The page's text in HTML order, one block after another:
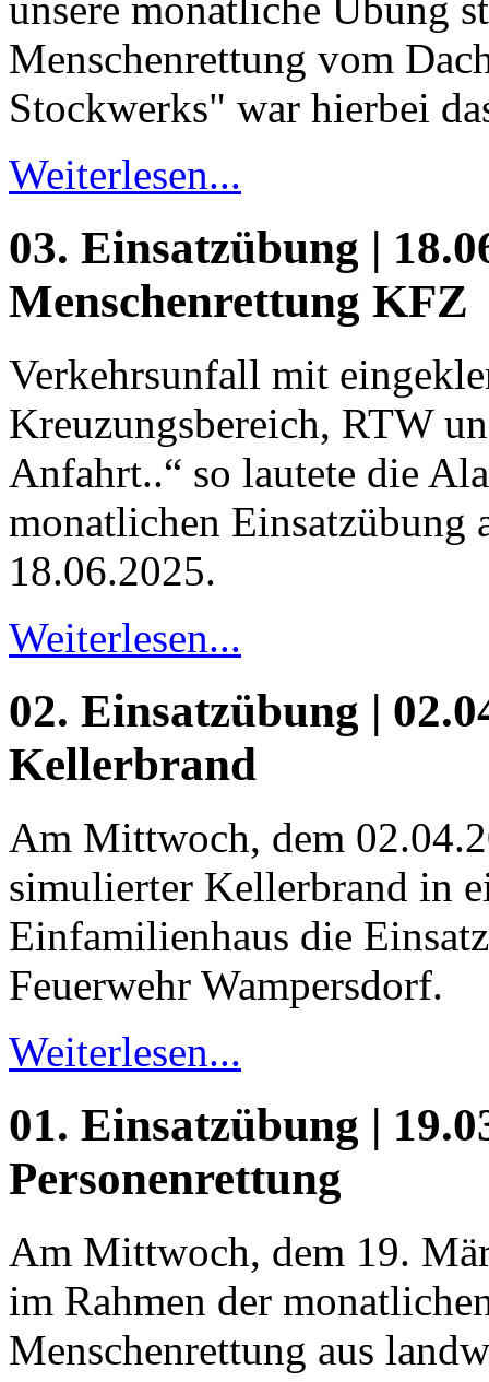
Menschenrettung vom
Stockwerks" war hierbei
Weiterlesen...
03. Einsatzübung |
Menschenrettung KFZ
Verkehrsunfall mit
Kreuzungsbereich, RTW
Anfahrt..“ so lautete die
monatlichen Einsatzübung
18.06.2025.
Weiterlesen...
02. Einsatzübung |
Kellerbrand
Am Mittwoch, dem
simulierter Kellerbrand in
Einfamilienhaus die
Feuerwehr Wampersdorf.
Weiterlesen...
01. Einsatzübung |
Personenrettung
Am Mittwoch, dem 19.
im Rahmen der
Menschenrettung aus